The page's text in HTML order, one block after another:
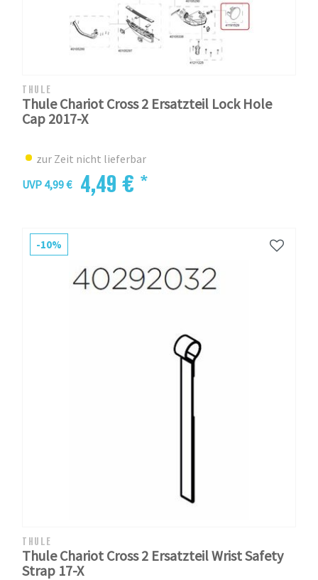
THULE
Thule Chariot Cross 2 Ersatzteil Lock Hole
Cap 2017-X
zur Zeit nicht lieferbar
UVP 4,99 €
4,49 € *
-10%
THULE
Thule Chariot Cross 2 Ersatzteil Wrist Safety
Strap 17-X